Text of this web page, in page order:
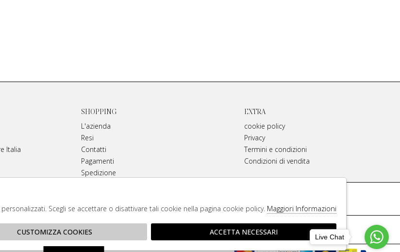
Italia
SHOPPING
L'azienda
Resi
Contatti
Pagamenti
Spedizione
EXTRA
cookie policy
Privacy
Termini e condizioni
Condizioni di vendita
di tutti i brand. Prodotti 100% originali
Scegli se accettare o disattivare tali cookie nella pagina cookie policy. Maggiori Informazioni
CUSTOMIZZA COOKIES ACCETTA NECESSARI
Live Chat